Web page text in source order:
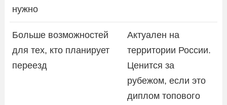
нужно
Больше возможностей
для тех, кто планирует
переезд
Актуален на
территории России.
Ценится за
рубежом, если это
диплом топового